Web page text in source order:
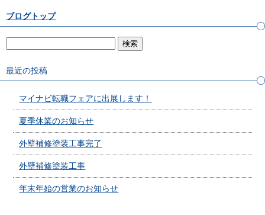
ブログトップ
最近の投稿
マイナビ転職フェアに出展します！
夏季休業のお知らせ
外壁補修塗装工事完了
外壁補修塗装工事
年末年始の営業のお知らせ